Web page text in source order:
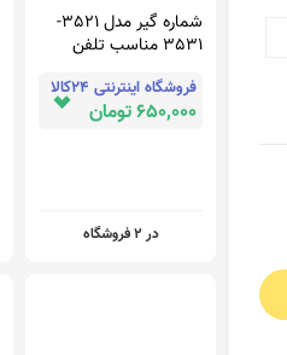
شماره گیر مدل 3521-
3531 مناسب تلفن
فروشگاه اینترنتی 24کالا
650,000 تومان
در 2 فروشگاه